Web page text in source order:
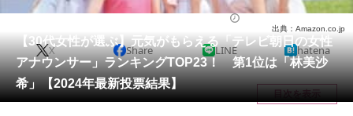
リサーチ
会員記事
メディア
注目記事を集めた総合ページ
【30代女性が選ぶ】元気がもらえる「テレビ朝日の女性
アナウンサー」ランキングTOP23！ 第1位は「林美沙
希」【2024年最新投票結果】
出典：Amazon.co.jp
X Share LINE hatena
目次を表示